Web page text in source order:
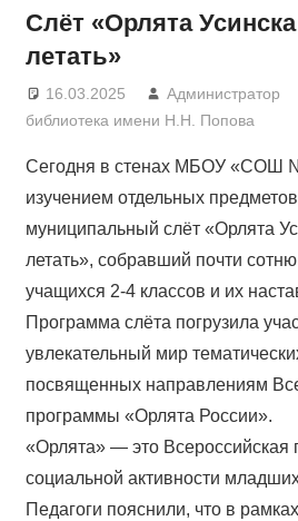
Слёт «Орлята
летать»
16.03.2025 Администратор
библиотека имени Н.Н. Попова
Сегодня в стенах МБОУ «СОШ
изучением отдельных
муниципальный слёт «Орлята
летать», собравший почти
учащихся 2-4 классов и их
Программа слёта погрузила
увлекательный мир
посвященных направлениям
программы «Орлята России».
«Орлята» — это Всероссийская
социальной активности
Педагоги пояснили, что в